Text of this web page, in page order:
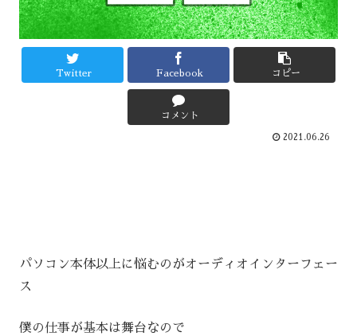
Twitter Facebook コピー
コメント
2021.06.26
パソコン本体以上に悩むのがオーディオインターフェー
ス
僕の仕事が基本は舞台なので